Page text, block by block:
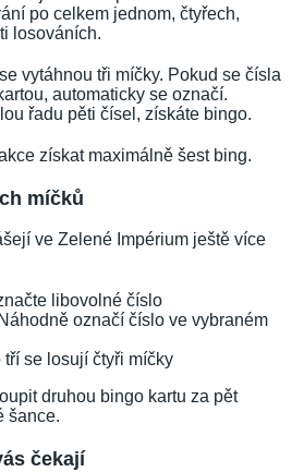
po celkem jednom, čtyřech,
losováních.
vytáhnou tři míčky. Pokud se čísla
automaticky se označí.
řadu pěti čísel, získáte bingo.
získat maximálně šest bing.
míčků
ve Zelené Impérium ještě více
libovolné číslo
označí číslo ve vybraném
tří se losují čtyři míčky
druhou bingo kartu za pět
šance.
čekají